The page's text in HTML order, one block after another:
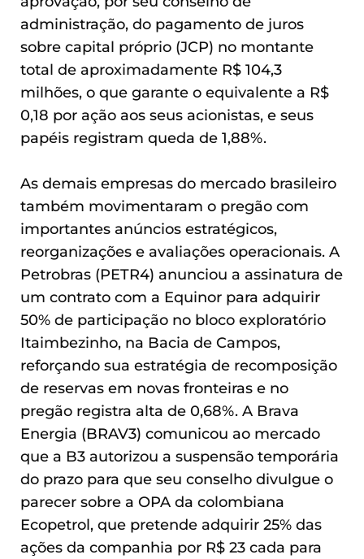
administração, do pagamento de juros
sobre capital próprio (JCP) no montante
total de aproximadamente R$ 104,3
milhões, o que garante o equivalente a R$
0,18 por ação aos seus acionistas, e seus
papéis registram queda de 1,88%.
As demais empresas do mercado brasileiro
também movimentaram o pregão com
importantes anúncios estratégicos,
reorganizações e avaliações operacionais. A
Petrobras (PETR4) anunciou a assinatura de
um contrato com a Equinor para adquirir
50% de participação no bloco exploratório
Itaimbezinho, na Bacia de Campos,
reforçando sua estratégia de recomposição
de reservas em novas fronteiras e no
pregão registra alta de 0,68%. A Brava
Energia (BRAV3) comunicou ao mercado
que a B3 autorizou a suspensão temporária
do prazo para que seu conselho divulgue o
parecer sobre a OPA da colombiana
Ecopetrol, que pretende adquirir 25% das
ações da companhia por R$ 23 cada para